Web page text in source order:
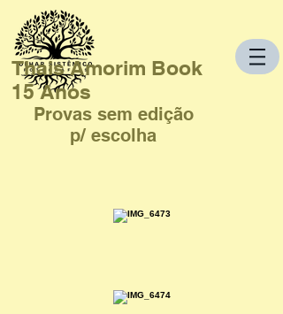
Thais Amorim Book
15 Anos
Provas sem edição
p/ escolha